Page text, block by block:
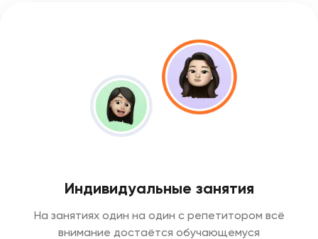
Индивидуальные занятия
На занятиях один на один с репетитором всё
внимание достаётся обучающемуся